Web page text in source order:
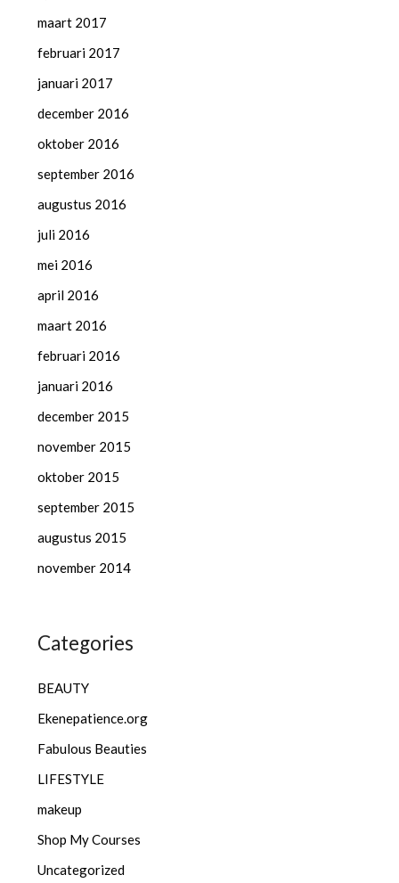
maart 2017
februari 2017
januari 2017
december 2016
oktober 2016
september 2016
augustus 2016
juli 2016
mei 2016
april 2016
maart 2016
februari 2016
januari 2016
december 2015
november 2015
oktober 2015
september 2015
augustus 2015
november 2014
Categories
BEAUTY
Ekenepatience.org
Fabulous Beauties
LIFESTYLE
makeup
Shop My Courses
Uncategorized